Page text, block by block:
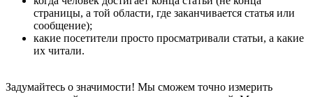
страницы, а той области, где заканчивается статья или
сообщение);
какие посетители просто просматривали статьи, а какие
их читали.
Задумайтесь о значимости! Мы сможем точно измерить